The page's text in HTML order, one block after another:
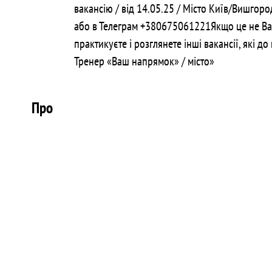
вакансію / від 14.05.25 / Місто Київ/
або в Телеграм +380675061221Якщо це не
практикуєте і розглянете інші вакансії,
Тренер «Ваш напрямок» / місто»
Про